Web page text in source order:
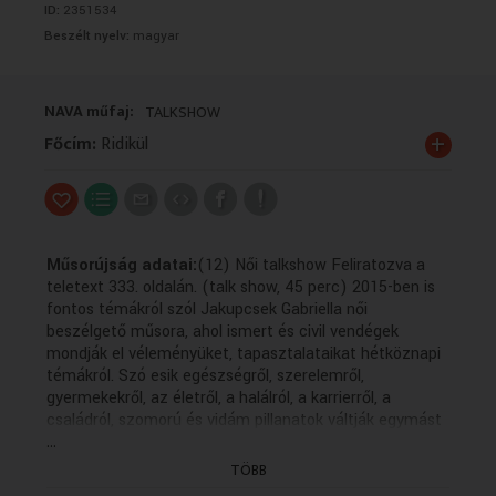
ID: 2351534
Beszélt nyelv: magyar
NAVA műfaj: TALKSHOW
Főcím: Ridikül +
Műsorújság adatai:(12) Női talkshow Feliratozva a
teletext 333. oldalán. (talk show, 45 perc) 2015-ben is
fontos témákról szól Jakupcsek Gabriella női
beszélgető műsora, ahol ismert és civil vendégek
mondják el véleményüket, tapasztalataikat hétköznapi
témákról. Szó esik egészségről, szerelemről,
gyermekekről, az életről, a halálról, a karrierről, a
családról, szomorú és vidám pillanatok váltják egymást
a minden hétköznap jelentkező műsorban. Hölgyeknek
és férfitársaiknak egyaránt szól a Ridikül. Mi érdekli a
...
TÖBB